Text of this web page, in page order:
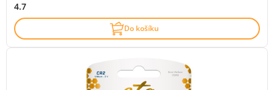
4.7
Do košíku